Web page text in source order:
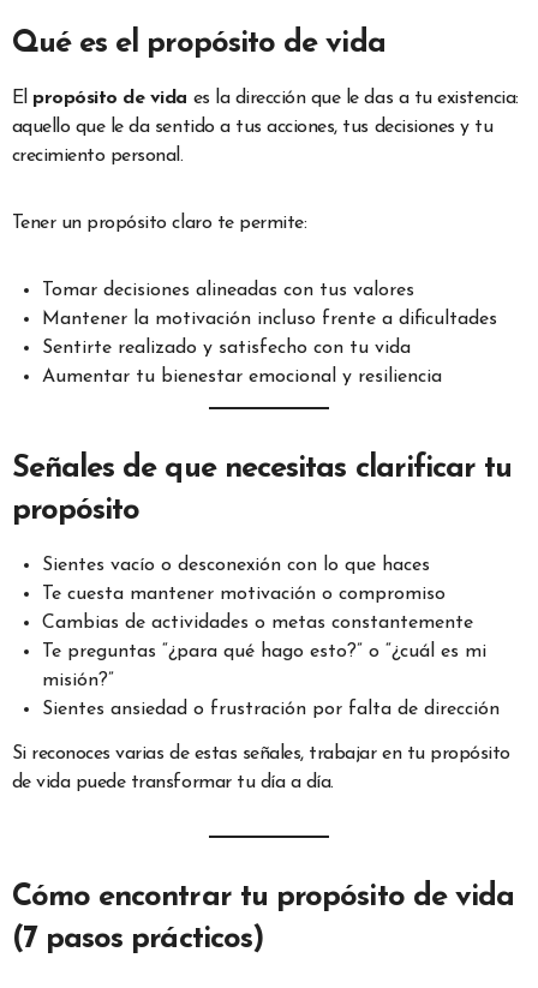
Qué es el propósito de vida
El propósito de vida es la dirección que le das a tu existencia:
aquello que le da sentido a tus acciones, tus decisiones y tu
crecimiento personal.
Tener un propósito claro te permite:
Tomar decisiones alineadas con tus valores
Mantener la motivación incluso frente a dificultades
Sentirte realizado y satisfecho con tu vida
Aumentar tu bienestar emocional y resiliencia
Señales de que necesitas clarificar tu
propósito
Sientes vacío o desconexión con lo que haces
Te cuesta mantener motivación o compromiso
Cambias de actividades o metas constantemente
Te preguntas “¿para qué hago esto?” o “¿cuál es mi
misión?”
Sientes ansiedad o frustración por falta de dirección
Si reconoces varias de estas señales, trabajar en tu propósito
de vida puede transformar tu día a día.
Cómo encontrar tu propósito de vida
(7 pasos prácticos)